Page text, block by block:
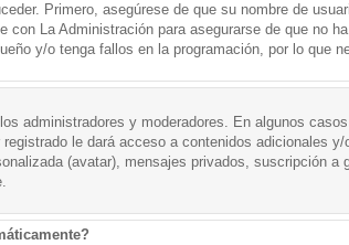
Primero, asegúrese de que su nombre de
La Administración para asegurarse de que no
y/o tenga fallos en la programación, por lo que
administradores y moderadores. En algunos
le dará acceso a contenidos adicionales
(avatar), mensajes privados, suscripción a